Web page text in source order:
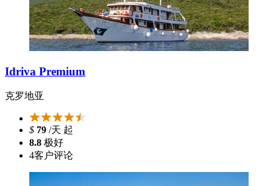
Idriva Premium
克罗地亚
$ 79 /天 起
8.8 极好
4客户评论